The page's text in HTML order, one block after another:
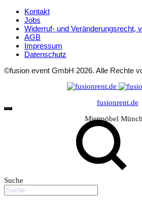
Kontakt
Jobs
Widerruf- und Veränderungsrecht,
AGB
Impressum
Datenschutz
©fusion event GmbH 2026. Alle Rechte
fusionrent.de
Mietmöbel
Suche